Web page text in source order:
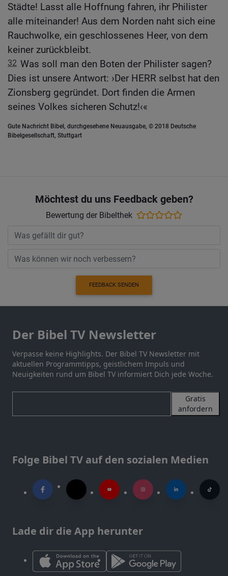
Städte! Lasst alle Hoffnung fahren, ihr Philister
alle miteinander! Aus dem Norden naht sich eine
Rauchwolke, ein geschlossenes Heer, von dem
keiner zurückbleibt.
32 Was soll man den Boten der Philister sagen?
Dies ist unsere Antwort: ›Der HERR selbst hat den
Zionsberg gegründet. Dort finden die Armen
seines Volkes sicheren Schutz!‹«
Gute Nachricht Bibel, durchgesehene Neuausgabe, © 2018 Deutsche
Bibelgesellschaft, Stuttgart
Möchtest du uns Feedback geben?
Bewertung der Bibelthek
FEEDBACK SENDEN
Der Bibel TV Newsletter
Verpasse keine Highlights. Der Bibel TV Newsletter mit
aktuellen Programmtipps, geistlichem Impuls und
Neuigkeiten rund um Bibel TV informiert Dich jede Woche.
Gratis
anfordern
Folge Bibel TV auf den sozialen Medien
Lade dir die App herunter